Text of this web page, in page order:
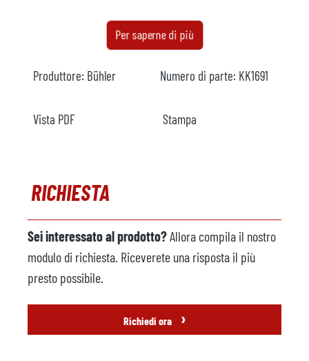
disponibile
Modello
W 65 SLDG
Anno
1997
Macchina a spruzzo
Produttore
Wollin
Modello
PSM 3 F
Anno
Robot da fonderia
non disponibile
Produttore
Per saperne di più
Produttore: Bühler Numero di parte: KK1691
Vista PDF Stampa
RICHIESTA
Sei interessato al prodotto?Allora compila il nostro
modulo di richiesta. Riceverete una risposta il più
presto possibile.
Richiedi ora ›